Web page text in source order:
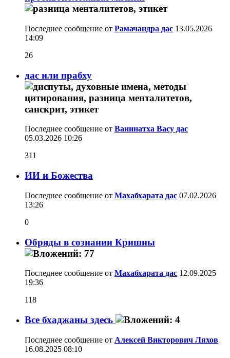
Последнее сообщение от Рамачандра дас 13.05.2026
14:09
26
дас или прабху
Последнее сообщение от Ванинатха Васу дас
05.03.2026 10:26
311
ИИ и Божества
Последнее сообщение от Махабхарата дас 07.02.2026
13:26
0
Обряды в сознании Кришны
Последнее сообщение от Махабхарата дас 12.09.2025
19:36
118
Все бхаджаны здесь
Последнее сообщение от Алексей Викторович Ляхов
16.08.2025 08:10